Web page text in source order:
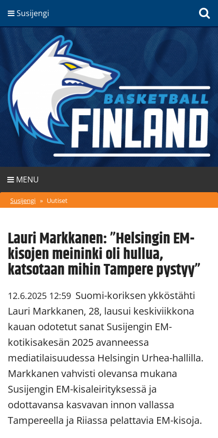
Susijengi
MENU
Susijengi » Uutiset
Lauri Markkanen: ”Helsingin EM-
kisojen meininki oli hullua,
katsotaan mihin Tampere pystyy”
12.6.2025 12:59 Suomi-koriksen ykköstähti
Lauri Markkanen, 28, lausui keskiviikkona
kauan odotetut sanat Susijengin EM-
kotikisakesän 2025 avanneessa
mediatilaisuudessa Helsingin Urhea-hallilla.
Markkanen vahvisti olevansa mukana
Susijengin EM-kisaleirityksessä ja
odottavansa kasvavan innon vallassa
Tampereella ja Riiassa pelattavia EM-kisoja.